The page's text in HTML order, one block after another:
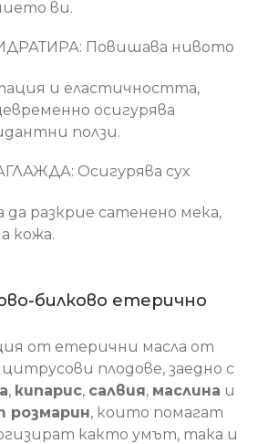
ви.
Повишава нивото
и еластичността,
осигурява
ползи.
Осигурява сух
разкрие сатенено мека,
кожа.
билково етерично
от етерични масла от
плодове, заедно с
, кипарис, салвия, маслина и
розмарин, които помагат
както умът, така и